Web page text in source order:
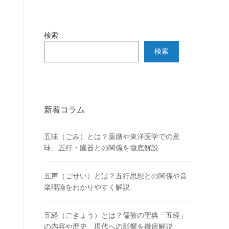
検索
検索
新着コラム
五味（ごみ）とは？薬膳や東洋医学での意
味、五行・臓器との関係を徹底解説
五声（ごせい）とは？五行思想との関係や音
楽理論をわかりやすく解説
五経（ごきょう）とは？儒教の聖典「五経」
の内容や歴史、現代への影響を徹底解説